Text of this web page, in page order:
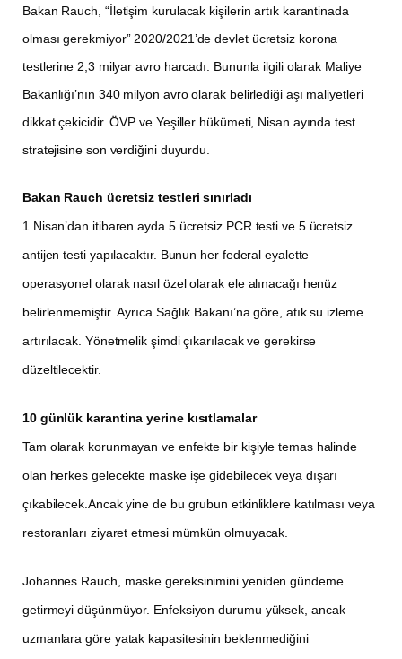
Bakan Rauch, “İletişim kurulacak kişilerin artık karantinada
olması gerekmiyor” 2020/2021’de devlet ücretsiz korona
testlerine 2,3 milyar avro harcadı. Bununla ilgili olarak Maliye
Bakanlığı’nın 340 milyon avro olarak belirlediği aşı maliyetleri
dikkat çekicidir. ÖVP ve Yeşiller hükümeti, Nisan ayında test
stratejisine son verdiğini duyurdu.
Bakan Rauch ücretsiz testleri sınırladı
1 Nisan’dan itibaren ayda 5 ücretsiz PCR testi ve 5 ücretsiz
antijen testi yapılacaktır. Bunun her federal eyalette
operasyonel olarak nasıl özel olarak ele alınacağı henüz
belirlenmemiştir. Ayrıca Sağlık Bakanı’na göre, atık su izleme
artırılacak. Yönetmelik şimdi çıkarılacak ve gerekirse
düzeltilecektir.
10 günlük karantina yerine kısıtlamalar
Tam olarak korunmayan ve enfekte bir kişiyle temas halinde
olan herkes gelecekte maske işe gidebilecek veya dışarı
çıkabilecek.Ancak yine de bu grubun etkinliklere katılması veya
restoranları ziyaret etmesi mümkün olmuyacak.
Johannes Rauch, maske gereksinimini yeniden gündeme
getirmeyi düşünmüyor. Enfeksiyon durumu yüksek, ancak
uzmanlara göre yatak kapasitesinin beklenmediğini